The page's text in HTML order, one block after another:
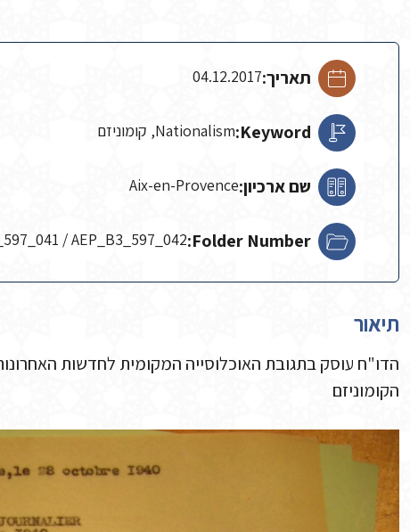
תאריך:04.12.2017
Keyword: Nationalism, קומוניזם
שם ארכיון:Aix-en-Provence
Folder Number:
/ AEP_B3_597_042
תיאור
הדו"ח עוסק בתגובת האוכלוסייה המקומית לחדשות
הקומוניזם